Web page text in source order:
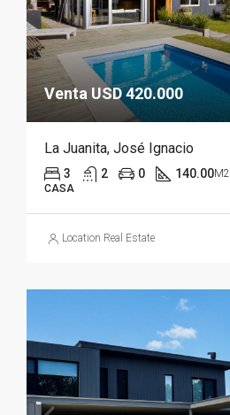
Venta USD 420.000
La Juanita, José Ignacio
3 2 0 140.00M2
CASA
Location Real Estate